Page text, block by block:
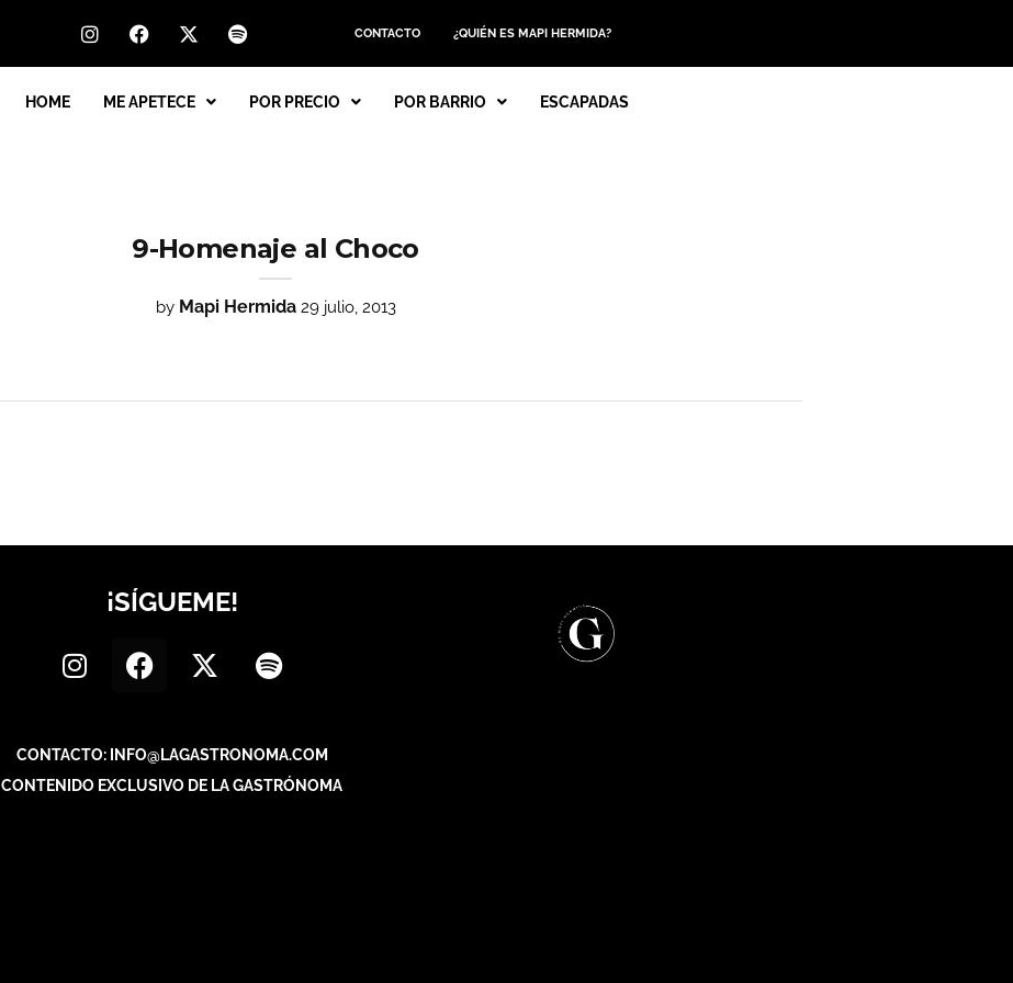
CONTACTO ¿QUIÉN ES MAPI HERMIDA?
HOME ME APETECE POR PRECIO POR BARRIO ESCAPADAS
9-Homenaje al Choco
by Mapi Hermida 29 julio, 2013
¡SÍGUEME!
CONTACTO: INFO@LAGASTRONOMA.COM
CONTENIDO EXCLUSIVO DE LA GASTRÓNOMA